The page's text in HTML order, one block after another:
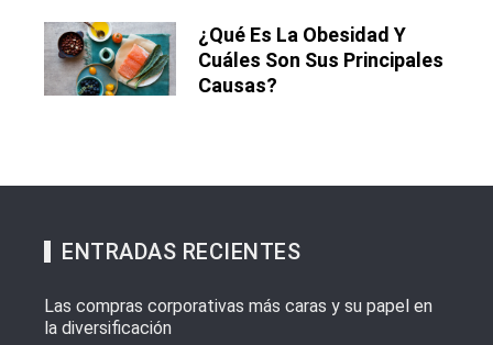
¿Qué Es La Obesidad Y
Cuáles Son Sus Principales
Causas?
ENTRADAS RECIENTES
Las compras corporativas más caras y su papel en
la diversificación